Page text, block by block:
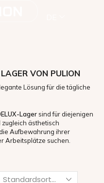
VON PULION
Lösung für die tägliche
Lager sind für diejenigen
ästhetisch
Aufbewahrung ihrer
Arbeitsplätze suchen.